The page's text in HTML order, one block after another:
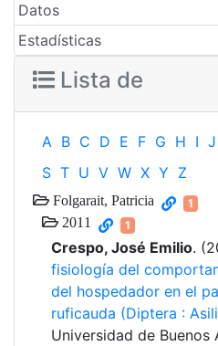
Datos
Estadísticas
Lista de
A B C D E F G H I J
S T U V W X Y Z
Folgarait, Patricia 1
2011 1
Crespo, José Emilio.
fisiología del
del hospedador en el
ruficauda (Diptera :
Universidad de Buenos